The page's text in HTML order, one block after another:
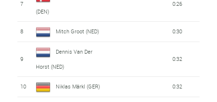
7
(DEN)
0:26
8 Mitch Groot (NED) 0:30
9
Dennis Van Der
Horst (NED)
0:32
10 Niklas Märkl (GER) 0:32